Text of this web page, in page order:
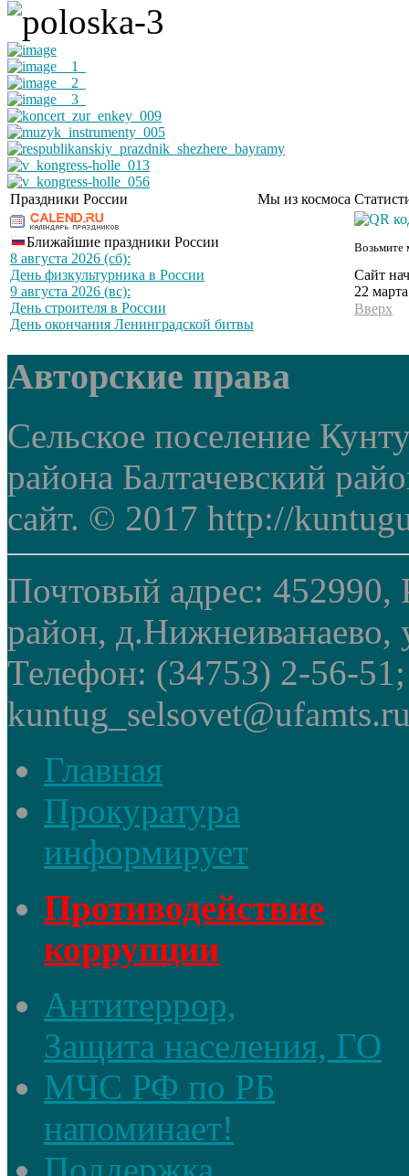
Праздники России Мы из космоса
Ближайшие праздники России
8 августа 2026 (сб):
День физкультурника в России
9 августа 2026 (вс):
День строителя в России
День окончания Ленинградской битвы
Возьмите
Сайт
22
Вверх
Авторские права
Сельское поселение
района Балтачевский
сайт. © 2017 http://
Почтовый адрес: 452990,
район, д.Нижнеиванаево,
Телефон: (34753) 2-56-
Главная
Прокуратура
информирует
Противодействие
коррупции
Антитеррор,
Защита населения, ГО
МЧС РФ по РБ
напоминает!